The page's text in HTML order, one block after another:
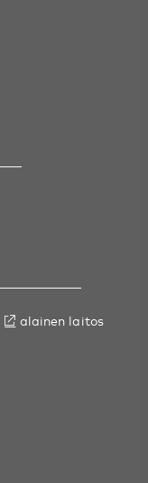
alainen laitos